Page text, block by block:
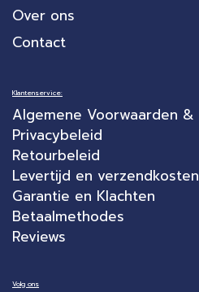
Over ons
Contact
Klantenservice:
Algemene Voorwaarden &
Privacybeleid
Retourbeleid
Levertijd en verzendkosten
Garantie en Klachten
Betaalmethodes
Reviews
Volg ons